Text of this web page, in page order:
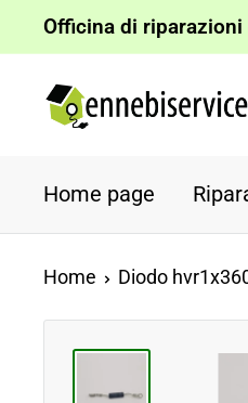
al
contenuto
Officina di
Ennebiservice
Home page
Home Diodo